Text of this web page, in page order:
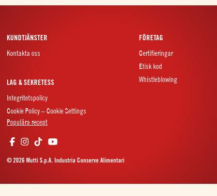
KUNDTJÄNSTER
Kontakta oss
FÖRETAG
Certifieringar
Etisk kod
Whistleblowing
LAG & SEKRETESS
Integritetspolicy
Cookie Policy – Cookie Settings
Populära recept
© 2026 Mutti S.p.A. Industria Conserve Alimentari